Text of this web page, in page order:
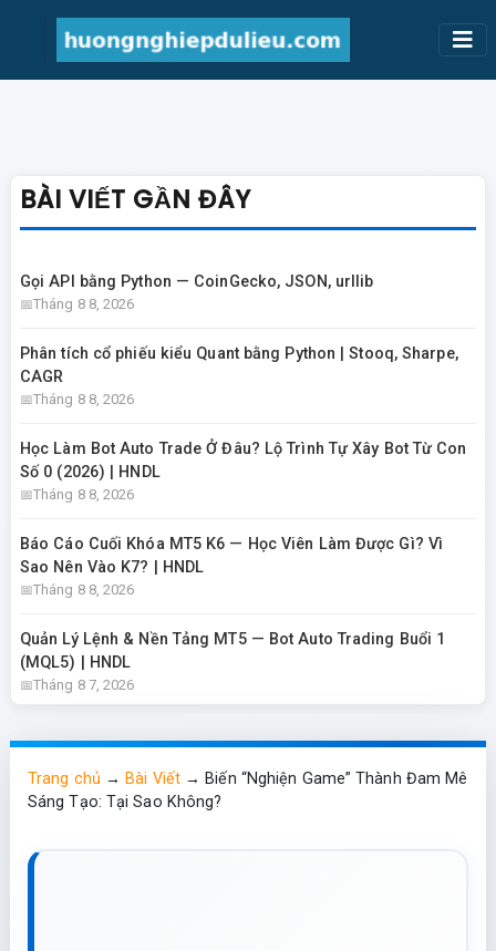
BÀI VIẾT GẦN ĐÂY
Gọi API bằng Python — CoinGecko, JSON, urllib
Tháng 8 8, 2026
Phân tích cổ phiếu kiểu Quant bằng Python | Stooq, Sharpe,
CAGR
Tháng 8 8, 2026
Học Làm Bot Auto Trade Ở Đâu? Lộ Trình Tự Xây Bot Từ Con
Số 0 (2026) | HNDL
Tháng 8 8, 2026
Báo Cáo Cuối Khóa MT5 K6 — Học Viên Làm Được Gì? Vì
Sao Nên Vào K7? | HNDL
Tháng 8 8, 2026
Quản Lý Lệnh & Nền Tảng MT5 — Bot Auto Trading Buổi 1
(MQL5) | HNDL
Tháng 8 7, 2026
Trang chủ →Bài Viết→Biến “Nghiện Game” Thành Đam Mê
Sáng Tạo: Tại Sao Không?